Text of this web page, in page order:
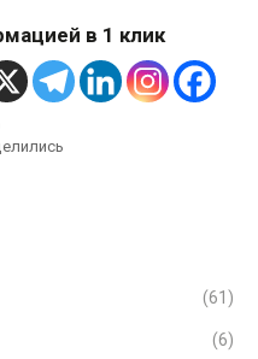
в 1 клик
(61)
(6)